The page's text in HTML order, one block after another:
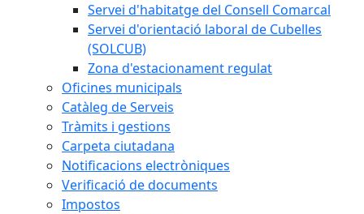
Servei d'habitatge del Consell Comarcal
Servei d'orientació laboral de Cubelles
(SOLCUB)
Zona d'estacionament regulat
Oficines municipals
Catàleg de Serveis
Tràmits i gestions
Carpeta ciutadana
Notificacions electròniques
Verificació de documents
Impostos